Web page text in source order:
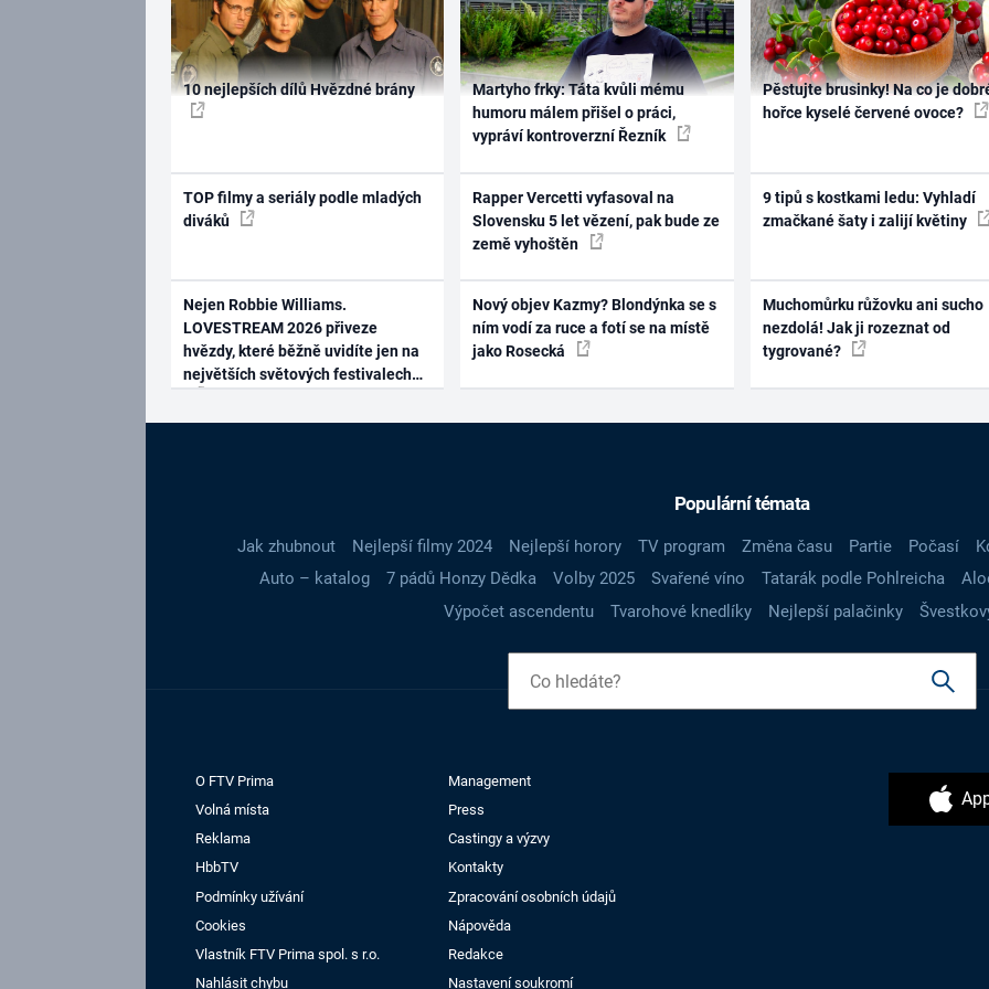
10 nejlepších dílů Hvězdné brány
TOP filmy a seriály podle mladých
diváků
Nejen Robbie Williams.
LOVESTREAM 2026 přiveze
hvězdy, které běžně uvidíte jen na
největších světových festivalech
Martyho frky: Táta kvůli mému
humoru málem přišel o práci,
vypráví kontroverzní Řezník
Rapper Vercetti vyfasoval na
Slovensku 5 let vězení, pak bude ze
země vyhoštěn
Nový objev Kazmy? Blondýnka se s
ním vodí za ruce a fotí se na místě
jako Rosecká
Pěstujte brusinky! Na co je
hořce kyselé červené ovoce?
9 tipů s kostkami ledu: Vyhladí
zmačkané šaty i zalijí květiny
Muchomůrku růžovku ani sucho
nezdolá! Jak ji rozeznat od
tygrované?
Populární témata
Jak zhubnout Nejlepší filmy 2024 Nejlepší horory TV program Změna času Partie Počasí
Auto – katalog
7 pádů Honzy Dědka Volby 2025 Svařené víno Tatarák podle Pohlreicha
Výpočet ascendentu
Tvarohové knedlíky Nejlepší palačinky
O FTV Prima
Management
Volná místa
Press
Reklama
Castingy a výzvy
HbbTV
Kontakty
Podmínky užívání
Zpracování osobních údajů
Cookies
Nápověda
Vlastník FTV Prima spol. s r.o.
Redakce
Nahlásit chybu
Nastavení soukromí